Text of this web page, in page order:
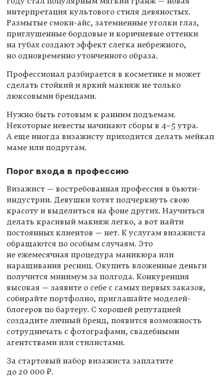
интерпретация культового стиля девяностых.
Размытые смоки-айс, затемненные уголки глаз,
приглушенные бордовые и коричневые оттенки
на губах создают эффект слегка небрежного,
но одновременно утонченного образа.
Профессионал разбирается в косметике и может
сделать стойкий и яркий макияж не только
люксовыми брендами.
Нужно быть готовым к ранним подъемам.
Некоторые невесты начинают сборы в 4–5 утра.
А еще иногда визажисту приходится делать мейкап
маме или подругам.
Порог входа в профессию
Визажист — востребованная профессия в бьюти-
индустрии. Девушки хотят подчеркнуть свою
красоту и выделиться на фоне других. Научиться
делать красивый макияж легко, а вот найти
постоянных клиентов — нет. К услугам визажиста
обращаются по особым случаям. Это
не ежемесячная процедура маникюра или
наращивания ресниц. Окупить вложенные деньги
получится минимум за полгода. Конкуренция
высокая — заявите о себе с самых первых заказов,
собирайте портфолио, приглашайте моделей-
блогеров по бартеру. С хорошей репутацией
создадите личный бренд, появится возможность
сотрудничать с фотографами, свадебными
агентствами или стилистами.
За стартовый набор визажиста заплатите
до 20 000 ₽.